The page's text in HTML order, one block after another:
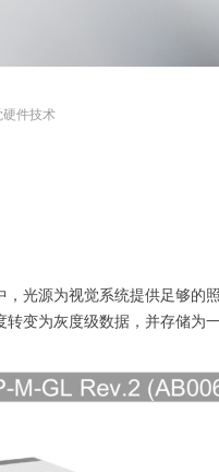
硬件技术
源为视觉系统提供足够的照
转变为灰度级数据，并存储为